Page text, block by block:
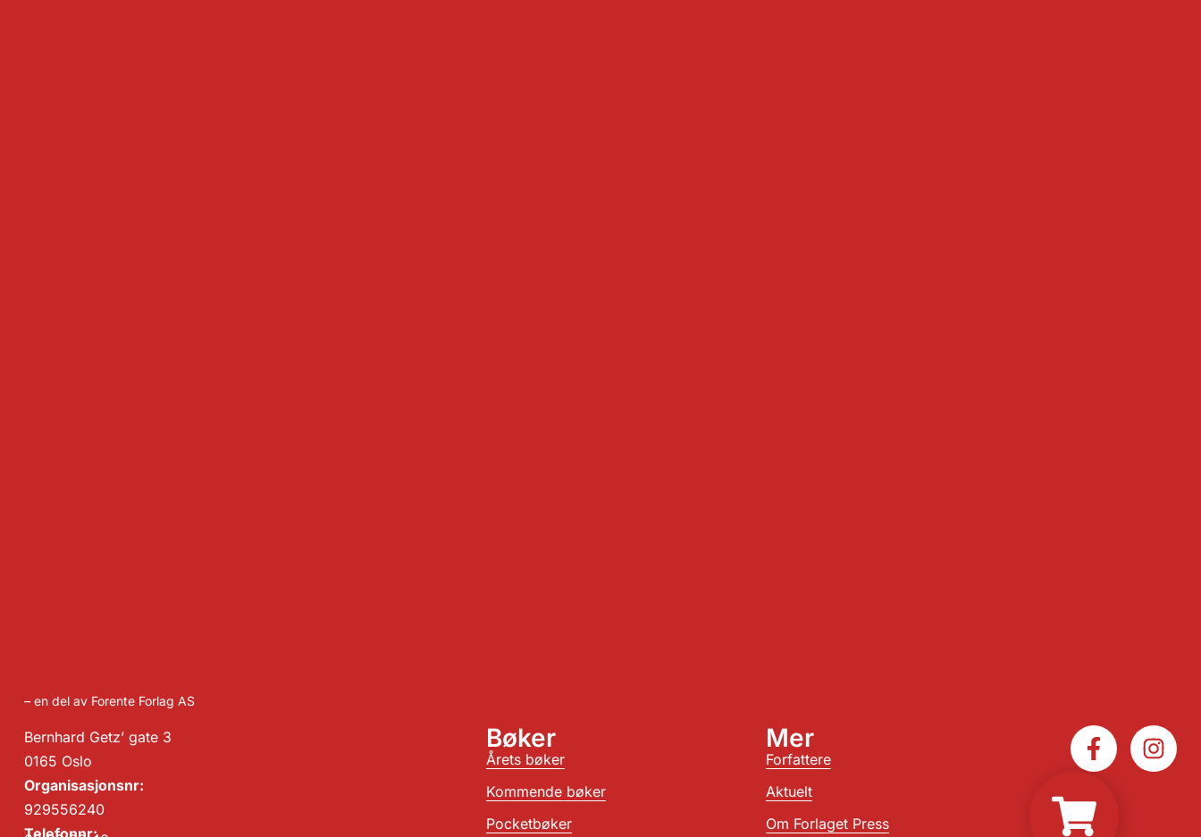
– en del av Forente Forlag AS
Bernhard Getz’ gate 3
0165 Oslo
Organisasjonsnr:
929556240
Bøker
Årets bøker
Kommende bøker
Pocketbøker
Mer
Forfattere
Aktuelt
Om Forlaget Press